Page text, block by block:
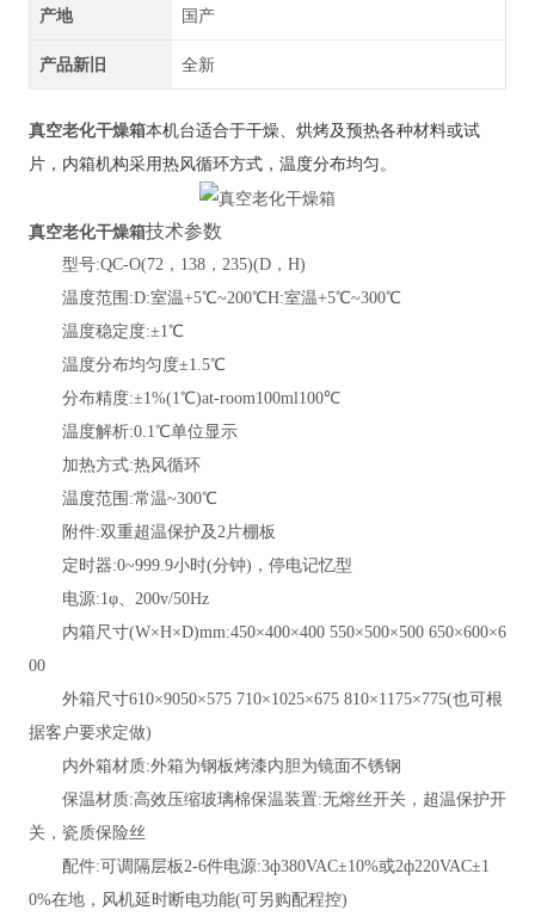
产地 国产
产品新旧 全新
真空老化干燥箱本机台适合于干燥、烘烤及预热各种材料或试
片，内箱机构采用热风循环方式，温度分布均匀。
真空老化干燥箱技术参数
型号:QC-O(72，138，235)(D，H)
温度范围 :D:室温+5℃~200℃H:室温+5℃~300℃
温度稳定度:±1℃
温度分布均匀度±1.5℃
分布精度:±1%(1℃)at-room100ml100℃
温度解析:0.1℃单位显示
加热方式:热风循环
温度范围 :常温~300℃
附件:双重超温保护及2片棚板
定时器:0~999.9小时(分钟)，停电记忆型
电源:1φ、200v/50Hz
内箱尺寸(W×H×D)mm:450×400×400 550×500×500 650×600×6
00
外箱尺寸610×9050×575 710×1025×675 810×1175×775(也可根
据客户要求定做)
内外箱材质:外箱为钢板烤漆内胆为镜面不锈钢
保温材质:高效压缩玻璃棉保温装置:无熔丝开关，超温保护开
关，瓷质保险丝
配件:可调隔层板2-6件电源:3ф380VAC±10%或2ф220VAC±1
0%在地，风机延时断电功能(可另购配程控)